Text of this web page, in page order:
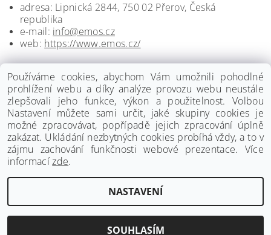
adresa: Lipnická 2844, 750 02 Přerov, Česká
republika
e-mail: info@emos.cz
web: https://www.emos.cz/
www.palmat.cz
2026 ©Palmat.cz, všechna práva vyhrazenaUpravit nastavení cookies
Vytvořil Shoptet
Používáme cookies, abychom Vám umožnili pohodlné
prohlížení webu a díky analýze provozu webu neustále
zlepšovali jeho funkce, výkon a použitelnost. Volbou
Nastavení můžete sami určit, jaké skupiny cookies je
možné zpracovávat, popřípadě jejich zpracování úplně
zakázat. Ukládání nezbytných cookies probíhá vždy, a to v
zájmu zachování funkčnosti webové prezentace. Více
informacízde.
NASTAVENÍ
SOUHLASÍM